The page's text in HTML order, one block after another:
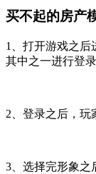
买不起的房产
1、打开游戏之后
其中之一进行登录
2、登录之后，玩
3、选择完形象之